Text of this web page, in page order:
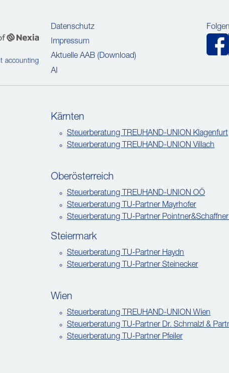
accounting
Datenschutz
Impressum
Aktuelle AAB (Download)
AI
Kärnten
Steuerberatung TREUHAND-UNION Klagenfurt
Steuerberatung TREUHAND-UNION Villach
Oberösterreich
Steuerberatung TREUHAND-UNION OÖ
Steuerberatung TU-Partner Mayrhofer
Steuerberatung TU-Partner
Steiermark
Steuerberatung TU-Partner Haydn
Steuerberatung TU-Partner Steinecker
Wien
Steuerberatung TREUHAND-UNION Wien
Steuerberatung TU-Partner Dr. Schmalzl &
Steuerberatung TU-Partner Pfeiler